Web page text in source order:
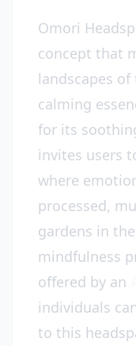
Omori
concept that
landscapes
calming
for its
invites users
where
processed,
gardens in
mindfulness
offered by an
individuals
to this